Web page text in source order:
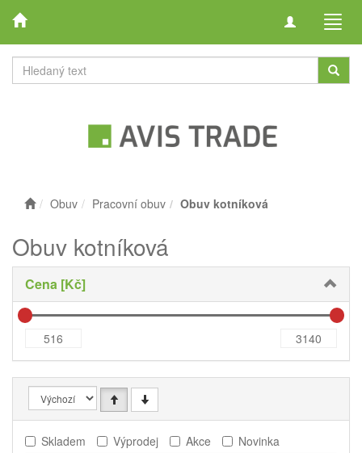
Toggle
Obuv Pracovní obuv Obuv kotníková
Obuv kotníková
Cena [Kč]
Skladem Výprodej Akce Novinka